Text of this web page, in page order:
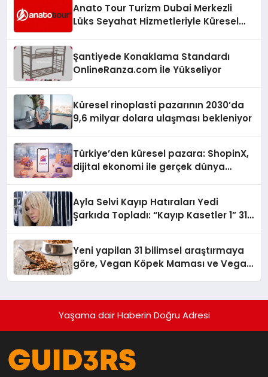
Anato Tour Turizm Dubai Merkezli
Lüks Seyahat Hizmetleriyle Küresel
Şantiyede Konaklama Standardı
OnlineRanza.com İle Yükseliyor
Küresel rinoplasti pazarının 2030’da
9,6 milyar dolara ulaşması bekleniyor
Türkiye’den küresel pazara: ShopinX,
dijital ekonomi ile gerçek dünya
Ayla Selvi Kayıp Hatıraları Yedi
Şarkıda Topladı: “Kayıp Kasetler 1” 31
Yeni yapilan 31 bilimsel araştırmaya
göre, Vegan Köpek Maması ve Vegan
Yaşama dair Haberin Doğru Adresi